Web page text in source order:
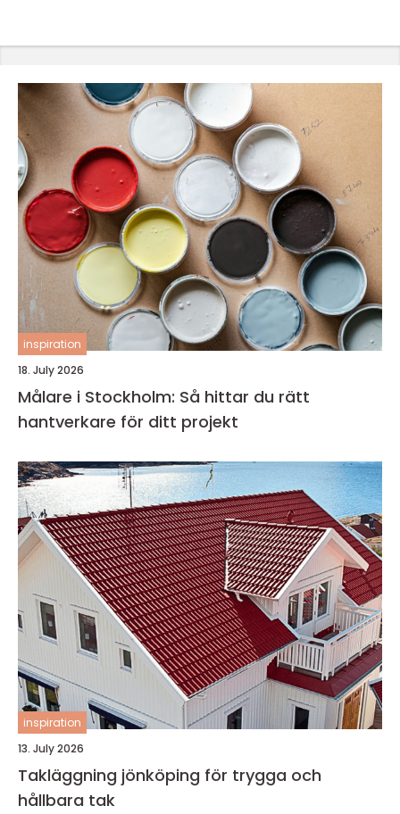
inspiration
18. July 2026
Målare i Stockholm: Så hittar du rätt
hantverkare för ditt projekt
inspiration
13. July 2026
Takläggning jönköping för trygga och
hållbara tak